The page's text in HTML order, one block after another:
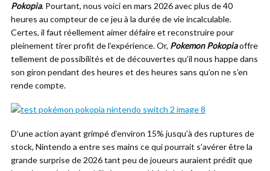
Pokopia. Pourtant, nous voici en mars 2026 avec plus de 40
heures au compteur de ce jeu à la durée de vie incalculable.
Certes, il faut réellement aimer défaire et reconstruire pour
pleinement tirer profit de l’expérience. Or, Pokemon Pokopiaoffre
tellement de possibilités et de découvertes qu’il nous happe dans
son giron pendant des heures et des heures sans qu’on ne s’en
rende compte.
D’une action ayant grimpé d’environ 15% jusqu’à des ruptures de
stock, Nintendo a entre ses mains ce qui pourrait s’avérer être la
grande surprise de 2026 tant peu de joueurs auraient prédit que